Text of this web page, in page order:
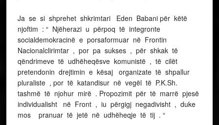
Ja se si shprehet shkrimtari Eden Babani për këtë
njoftim : “ Njëherazi u përpoq të integronte
socialdemokracinë e porsaformuar në Frontin
Nacionalclirimtar , por pa sukses , për shkak të
qëndrimeve të udhëheqësve komunistë , të cilët
pretendonin drejtimin e kësaj organizate të shpallur
pluraliste , por të katandisur në vegël të P.K.Sh.
tashmë të njohur mirë . Propozimit për të marrë pjesë
individualisht në Front , iu përgigj negadivisht , duke
mos pranuar të jetë në udhëheqje të tij . “